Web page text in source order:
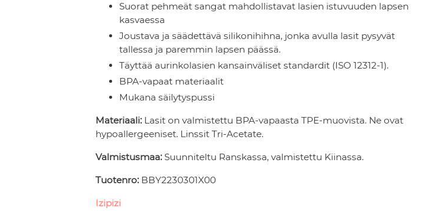
Suorat pehmeät sangat mahdollistavat lasien istuvuuden lapsen
kasvaessa
Joustava ja säädettävä silikonihihna, jonka avulla lasit pysyvät
tallessa ja paremmin lapsen päässä.
Täyttää aurinkolasien kansainväliset standardit (ISO 12312-1).
BPA-vapaat materiaalit
Mukana säilytyspussi
Materiaali: Lasit on valmistettu BPA-vapaasta TPE-muovista. Ne ovat
hypoallergeeniset. Linssit Tri-Acetate.
Valmistusmaa: Suunniteltu Ranskassa, valmistettu Kiinassa.
Tuotenro: BBY2230301X00
Izipizi